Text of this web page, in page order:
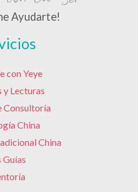
Ayudarte!
con Yeye
y Lecturas
Consultoría
China
China
Guías